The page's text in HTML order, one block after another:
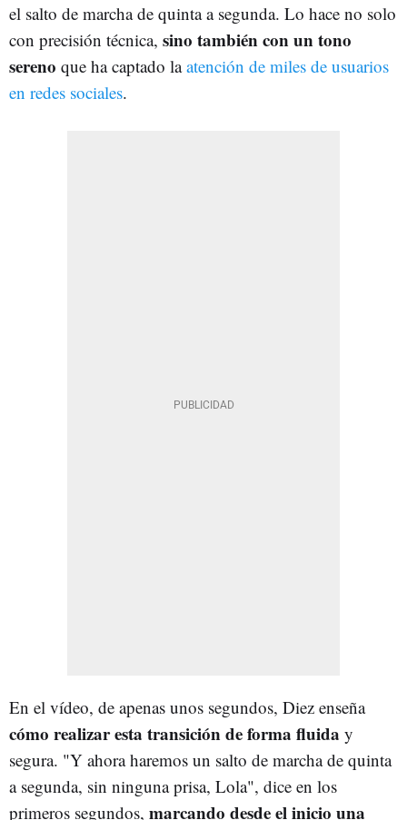
el salto de marcha de quinta a segunda. Lo hace no solo
con precisión técnica, sino también con un tono
sereno que ha captado laatención de miles de usuarios
en redes sociales.
En el vídeo, de apenas unos segundos, Diez enseña
cómo realizar esta transición de forma fluida y
segura. "Y ahora haremos un salto de marcha de quinta
a segunda, sin ninguna prisa, Lola", dice en los
primeros segundos, marcando desde el inicio una